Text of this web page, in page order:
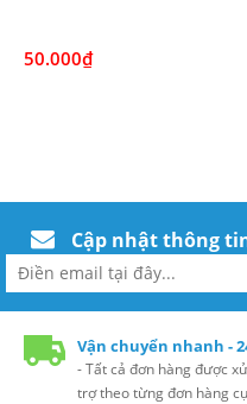
50.000₫
Cập nhật thông
Vận chuyển nhanh -
- Tất cả đơn hàng được
trợ theo từng đơn hàng